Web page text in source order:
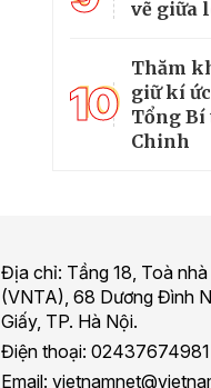
vẽ giữa
10
Thăm
giữ kí
Tổng
Chinh
Địa chỉ: Tầng 18, Toà
(VNTA), 68 Dương Đình
Giấy, TP. Hà Nội.
Điện thoại: 02437674981
Email: